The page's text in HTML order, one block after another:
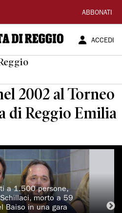
ABBONATI
ACCEDI
2002 al Torneo
di Reggio Emilia
a 1.500 persone,
morto a 59
Baiso in una gara